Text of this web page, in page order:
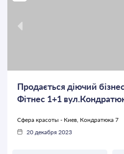
Продається діючий
Фітнес 1+1
Сфера красоты - Киев, Кондратюка 7
20 декабря 2023